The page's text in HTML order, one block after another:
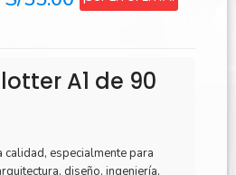
era:
S/80.21.
es:
S/55.00.
A1 de 90
especialmente para
diseño, ingeniería,